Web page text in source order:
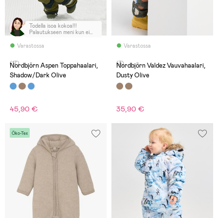
Varastossa
Todella isoa kokoa!!!
Palautukseen meni kun ei
suosittele!
(17)
Nordbjörn Aspen Toppahaalari,
Shadow/Dark Olive
45,90 €
Varastossa
(3)
Nordbjörn Valdez Vauvahaalari,
Dusty Olive
35,90 €
Öko-Tex